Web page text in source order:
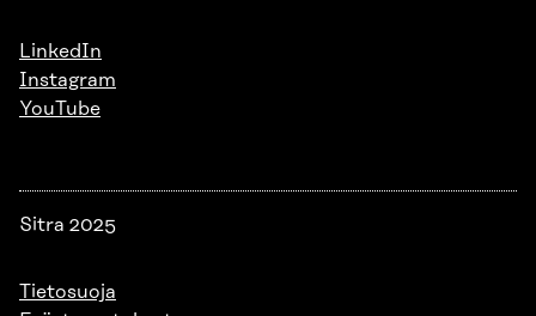
LinkedIn
Instagram
YouTube
Sitra 2025
Tietosuoja